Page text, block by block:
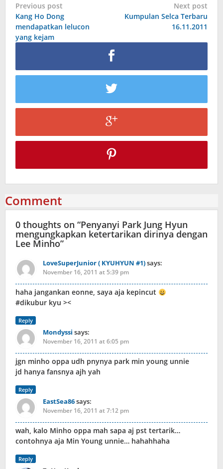
Post
navigation
Previous post
Kang Ho Dong
mendapatkan lelucon
yang kejam
Next post
Kumpulan Selca Terbaru
16.11.2011
Comment
0 thoughts on “Penyanyi Park Jung Hyun
mengungkapkan ketertarikan dirinya dengan
Lee Minho”
LoveSuperJunior ( KYUHYUN #1)says:
November 16, 2011 at 5:39 pm
haha jangankan eonne, saya aja kepincut
#dikubur kyu ><
Reply
Mondyssi says:
November 16, 2011 at 6:05 pm
jgn minho oppa udh pnynya park min young unnie
jd hanya fansnya ajh yah
Reply
EastSea86says:
November 16, 2011 at 7:12 pm
wah, kalo Minho oppa mah sapa aj pst tertarik…
contohnya aja Min Young unnie… hahahhaha
Reply